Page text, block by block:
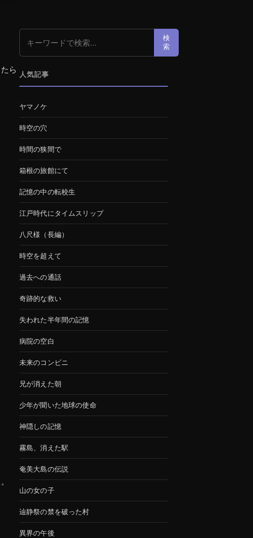
ら
検
索
人気記事
ヤマノケ
時空の穴
時間の狭間で
箱根の旅館にて
記憶の中の転校生
江戸時代にタイムスリップ
八尺様（長編）
時空を超えて
過去への通話
奇跡的な救い
失われた半年間の記憶
病院の空白
未来のコンビニ
兄が消えた朝
少年が聞いた地球の使命
神隠しの記憶
霧島、消えた駅
奄美大島の伝説
山の女の子
辿静祭の禁を破った村
異界の午後